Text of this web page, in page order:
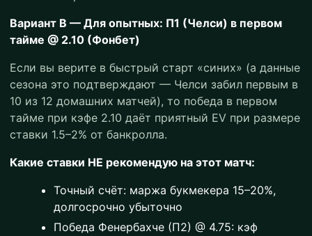
Вариант В — Для опытных: П1 (Челси) в первом
тайме @ 2.10 (Фонбет)
Если вы верите в быстрый старт «синих» (а данные
сезона это подтверждают — Челси забил первым в
10 из 12 домашних матчей), то победа в первом
тайме при кэфе 2.10 даёт приятный EV при размере
ставки 1.5–2% от банкролла.
Какие ставки НЕ рекомендую на этот матч:
Точный счёт: маржа букмекера 15–20%,
долгосрочно убыточно
Победа Фенербахче (П2) @ 4.75: кэф